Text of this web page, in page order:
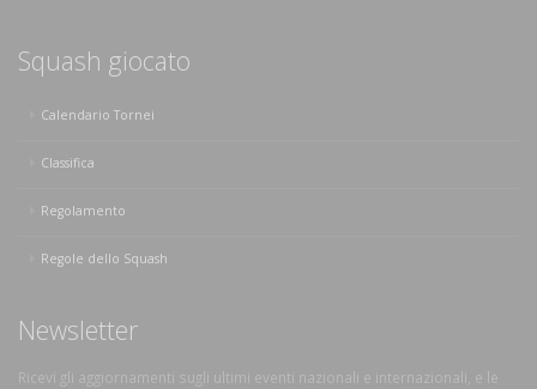
Squash giocato
Calendario Tornei
Classifica
Regolamento
Regole dello Squash
Newsletter
Ricevi gli aggiornamenti sugli ultimi eventi nazionali e internazionali, e le